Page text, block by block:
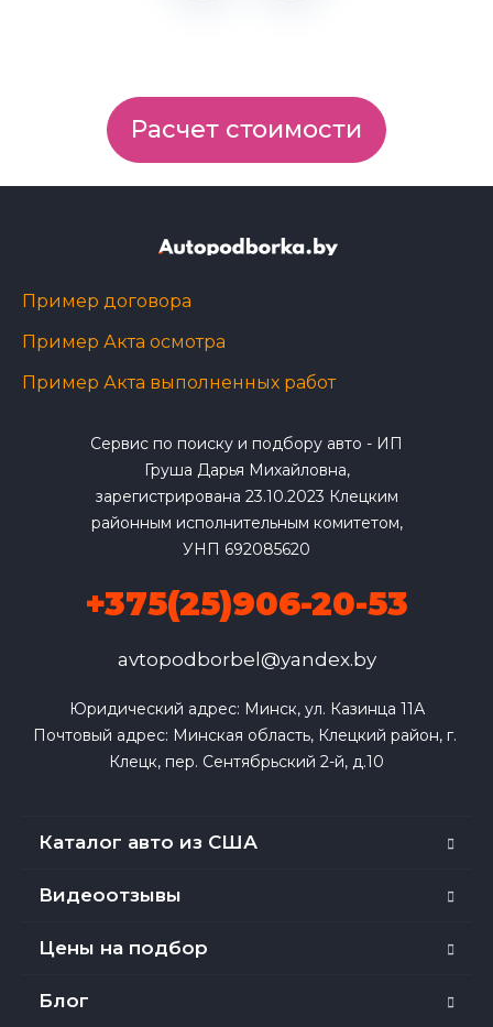
Расчет стоимости
Пример договора
Пример Акта осмотра
Пример Акта выполненных работ
Сервис по поиску и подбору авто - ИП
Груша Дарья Михайловна,
зарегистрирована 23.10.2023 Клецким
районным исполнительным комитетом,
УНП 692085620
+375(25)906-20-53
avtopodborbel@yandex.by
Юридический адрес: Минск, ул. Казинца 11А
Почтовый адрес: Минская область, Клецкий район, г.
Клецк, пер. Сентябрьский 2-й, д.10
Каталог авто из США
Видеоотзывы
Цены на подбор
Блог